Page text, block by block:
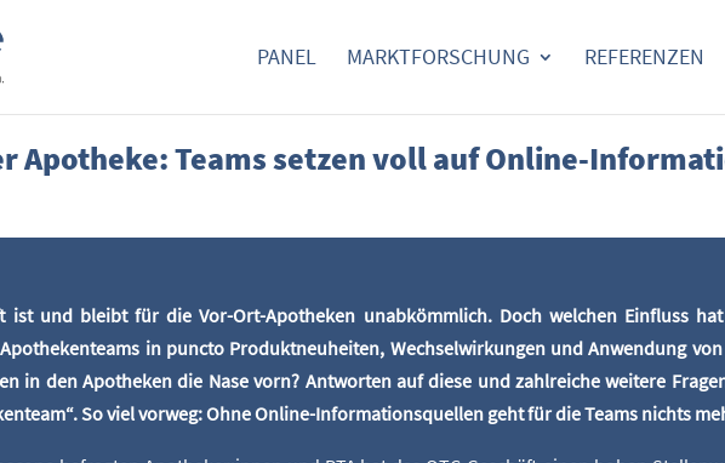
PANEL MARKT­FOR­SCHUNG REFE­REN­ZEN
Apo­the­ke: Teams set­zen voll auf Online-
ist und bleibt für die Vor-Ort-Apo­the­ken unab­kömm­lich. Doch wel­chen Ein­fluss
Apo­the­ken­teams in punc­to Pro­dukt­neu­hei­ten, Wech­sel­wir­kun­gen und Anwen­dung
in den Apo­the­ken die Nase vorn? Ant­wor­ten auf die­se und zahl­rei­che wei­te­re
So viel vor­weg: Ohne Online-Infor­ma­ti­ons­quel­len geht für die Teams nichts